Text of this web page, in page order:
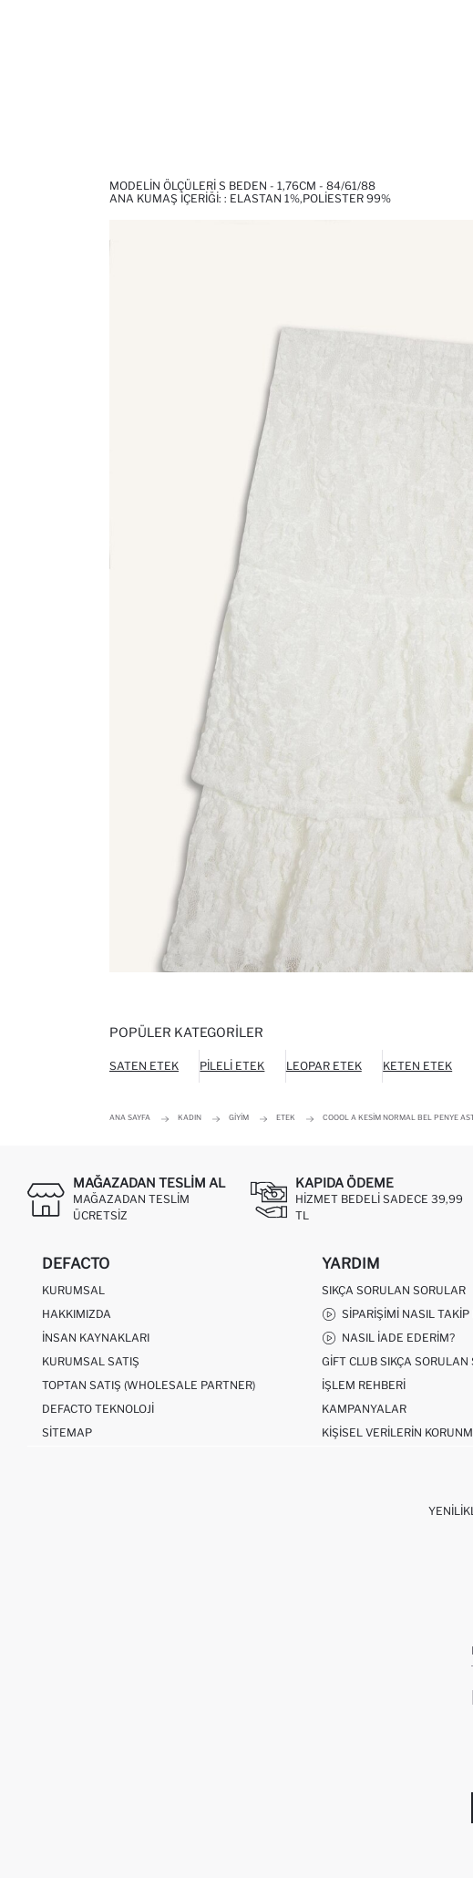
MODELIN ÖLÇÜLERI S BEDEN - 1,76CM - 84/61/88
ANA KUMAŞ İÇERIĞI: : ELASTAN 1%,POLIESTER 99%
POPÜLER KATEGORILER
SATEN ETEK PILELI ETEK LEOPAR ETEK KETEN ETEK
ANA SAYFA KADIN GIYIM ETEK COOOL A KESIM NORMAL BEL PENYE
MAĞAZADAN TESLIM AL
MAĞAZADAN TESLIM
ÜCRETSIZ
KAPIDA ÖDEME
HIZMET BEDELI SADECE 39,99
TL
DEFACTO
KURUMSAL
HAKKIMIZDA
İNSAN KAYNAKLARI
KURUMSAL SATIŞ
TOPTAN SATIŞ (WHOLESALE PARTNER)
DEFACTO TEKNOLOJI
SITEMAP
YARDIM
SIKÇA SORULAN SORULAR
SIPARIŞIMI NASIL TAKIP
NASIL İADE EDERIM?
GIFT CLUB SIKÇA SORULAN
İŞLEM REHBERI
KAMPANYALAR
KIŞISEL VERILERIN